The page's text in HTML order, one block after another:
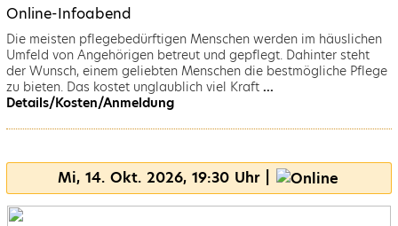
Online-Infoabend
Die meisten pflegebedürftigen Menschen werden im häuslichen
Umfeld von Angehörigen betreut und gepflegt. Dahinter steht
der Wunsch, einem geliebten Menschen die bestmögliche Pflege
zu bieten. Das kostet unglaublich viel Kraft...
Details/Kosten/Anmeldung
Mi, 14. Okt. 2026, 19:30 Uhr |